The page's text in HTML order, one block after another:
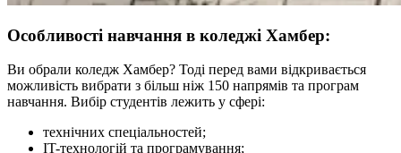
Особливості навчання в коледжі Хамбер:
Ви обрали коледж Хамбер? Тоді перед вами відкривається
можливість вибрати з більш ніж 150 напрямів та програм
навчання. Вибір студентів лежить у сфері:
технічних спеціальностей;
IT-технологій та програмування;